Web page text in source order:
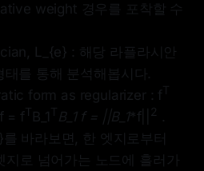
weight 경우를 포착할 수
L_{e} : 해당 라플라시안
태를 통해 분석해봅시다.
form as regularizer : f
= f B_1 B_1 f = ||B_1*f|| 2 .
를 바라보면, 한 엣지로부터
지로 넘어가는 노드에 흘러가